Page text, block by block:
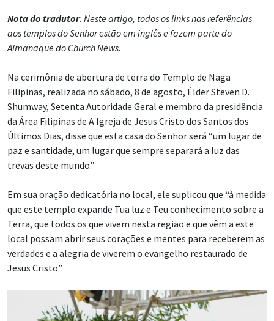
Nota do tradutor: Neste artigo, todos os links nas referências
aos templos do Senhor estão em inglês e fazem parte do
Almanaque do Church News.
Na cerimônia de abertura de terra do Templo de Naga
Filipinas, realizada no sábado, 8 de agosto, Élder Steven D.
Shumway, Setenta Autoridade Geral e membro da presidência
da Área Filipinas de A Igreja de Jesus Cristo dos Santos dos
Últimos Dias, disse que esta casa do Senhor será “um lugar de
paz e santidade, um lugar que sempre separará a luz das
trevas deste mundo.”
Em sua oração dedicatória no local, ele suplicou que “à medida
que este templo expande Tua luz e Teu conhecimento sobre a
Terra, que todos os que vivem nesta região e que vêm a este
local possam abrir seus corações e mentes para receberem as
verdades e a alegria de viverem o evangelho restaurado de
Jesus Cristo”.